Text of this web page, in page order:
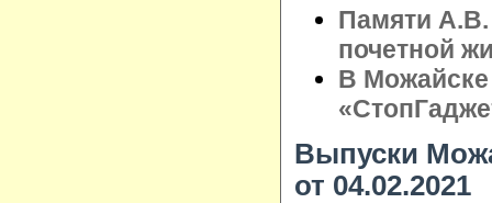
Памяти А.В.
почетной
В
Выпуски
от 04.02.2021